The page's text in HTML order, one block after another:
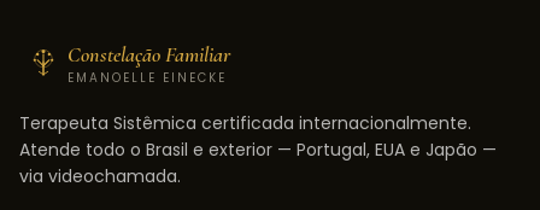
Constelação Familiar
EMANOELLE EINECKE
Terapeuta Sistêmica certificada internacionalmente.
Atende todo o Brasil e exterior — Portugal, EUA e Japão —
via videochamada.